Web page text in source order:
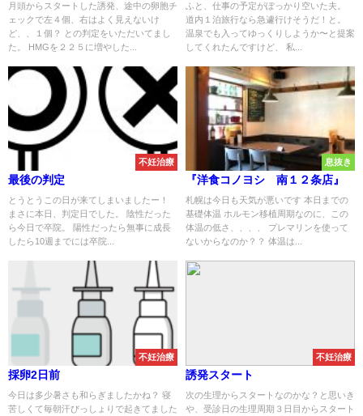
月頭からスタートした誘発、途中の卵胞チ
ェックで左４個、右はよく見えないけ
ど、、１個？ との判定をいただいてまし
た。 HMGを２２５に増やした...
ふと、仕事の予定がぽっかり空いた夫。
道内１泊旅行なら急遽行けそうだ！と。
温泉でも入ってゆっくりしようか〜と提案
してくれたんですけど、 私...
不妊治療
最後の判定
とうとうこの日が来てしまいましたー！
まさに本日、判定日でした。 陰性だった
ら今日で卒院。 陽性だったら無事に成長
したら10週までには卒院...
息抜き
『洋食コノヨシ 南１２条店』
札幌は今日も天気が悪いです 本日までの
基礎体温 ホルモン移植周期なのに、この
体温の低さ、、、、 プレマリンを使って
ないからなのか？？ 体温は...
不妊治療
採卵2日前
今日は多少暑さも和らぎましたかね？ 寝
苦しくて毎朝汗びっしょりで起きてました
不妊治療
誘発スタート
次の生理からスタートなのかな？と思いき
や、受診日の生理周期３日目からスタート